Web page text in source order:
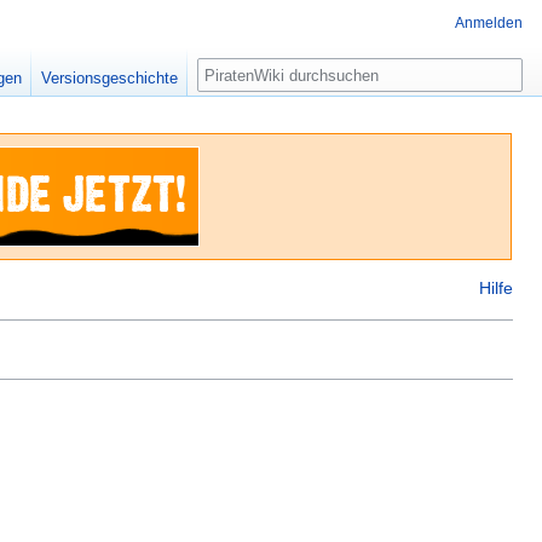
Hilfe
Anmelden
Versionsgeschichte Suche